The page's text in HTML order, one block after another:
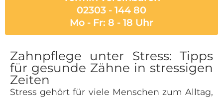
02303 - 144 80
Mo - Fr: 8 - 18 Uhr
Zahnpflege unter Stress: Tipps
für gesunde Zähne in stressigen
Zeiten
Stress gehört für viele Menschen zum Alltag,